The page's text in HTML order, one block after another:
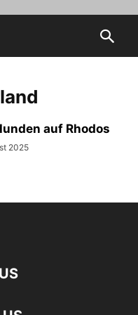
auf Rhodos
2025